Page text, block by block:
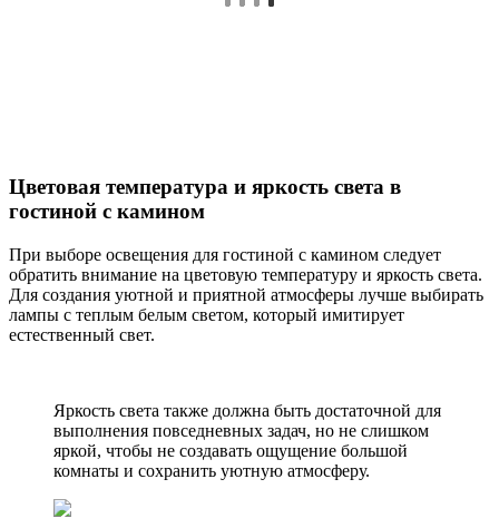
Цветовая температура и яркость света в
гостиной с камином
При выборе освещения для гостиной с камином следует
обратить внимание на цветовую температуру и яркость света.
Для создания уютной и приятной атмосферы лучше выбирать
лампы с теплым белым светом, который имитирует
естественный свет.
Яркость света также должна быть достаточной для
выполнения повседневных задач, но не слишком
яркой, чтобы не создавать ощущение большой
комнаты и сохранить уютную атмосферу.